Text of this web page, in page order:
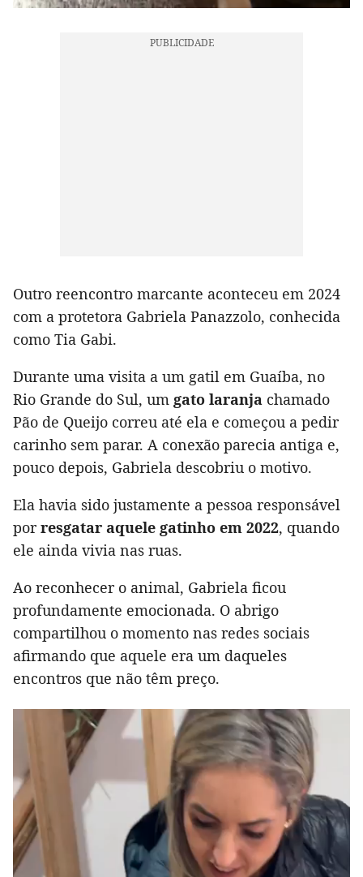
Outro reencontro marcante aconteceu em 2024
com a protetora Gabriela Panazzolo, conhecida
como Tia Gabi.
Durante uma visita a um gatil em Guaíba, no
Rio Grande do Sul, um gato laranja chamado
Pão de Queijo correu até ela e começou a pedir
carinho sem parar. A conexão parecia antiga e,
pouco depois, Gabriela descobriu o motivo.
Ela havia sido justamente a pessoa responsável
porresgatar aquele gatinho em 2022, quando
ele ainda vivia nas ruas.
Ao reconhecer o animal, Gabriela ficou
profundamente emocionada. O abrigo
compartilhou o momento nas redes sociais
afirmando que aquele era um daqueles
encontros que não têm preço.